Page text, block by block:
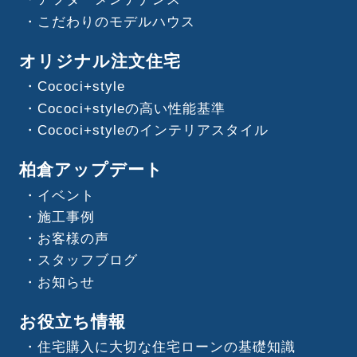
こだわりのモデルハウス
オリジナル注文住宅
Cococi+style
Cococi+styleの高い性能基準
Cococi+styleのインテリアスタイル
柏倉アップデート
イベント
施工事例
お客様の声
スタッフブログ
お知らせ
お役立ち情報
住宅購入に大切な住宅ローンの基礎知識